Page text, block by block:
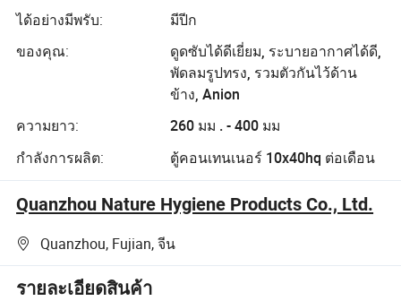
ได้อย่างมีพรับ:
มีปีก
ของคุณ:
ดูดซับได้ดีเยี่ยม, ระบายอากาศได้ดี,
พัดลมรูปทรง, รวมตัวกันไว้ด้าน
ข้าง, Anion
ความยาว:
260 มม . - 400 มม
กำลังการผลิต:
ตู้คอนเทนเนอร์ 10x40hq ต่อเดือน
Quanzhou Nature Hygiene Products Co., Ltd.
Quanzhou, Fujian, จีน
รายละเอียดสินค้า